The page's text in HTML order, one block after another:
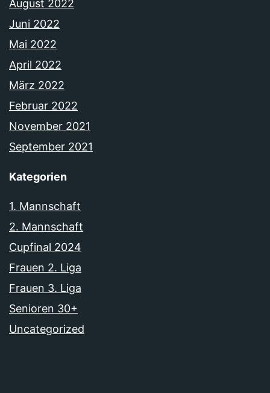
August 2022
Juni 2022
Mai 2022
April 2022
März 2022
Februar 2022
November 2021
September 2021
Kategorien
1. Mannschaft
2. Mannschaft
Cupfinal 2024
Frauen 2. Liga
Frauen 3. Liga
Senioren 30+
Uncategorized